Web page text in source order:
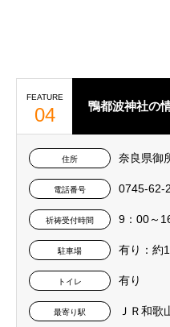
FEATURE
04 鴨都波神社の
住所 奈良県御
電話番号 0745-62-
祈祷受付時間 9：00～
駐車場 有り：約
トイレ 有り
最寄り駅
ＪＲ和